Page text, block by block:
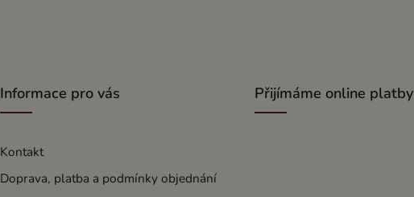
Informace pro vás
Kontakt
Doprava, platba a podmínky objednání
Přijímáme online platby